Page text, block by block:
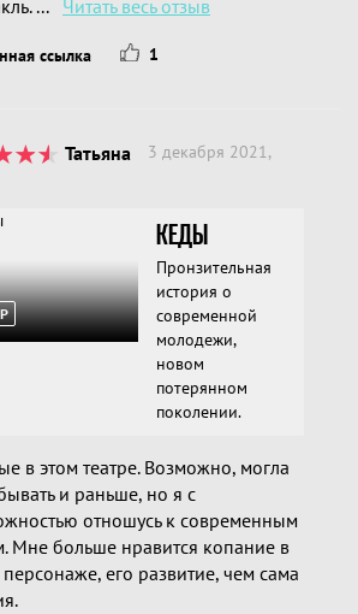
... Читать весь отзыв
ссылка 1
Татьяна
3 декабря 2021,
КЕДЫ
Пронзительная
история о
современной
молодежи,
новом
потерянном
поколении.
в этом театре. Возможно, могла
и раньше, но я с
отношусь к современным
Мне больше нравится копание в
его развитие, чем сама